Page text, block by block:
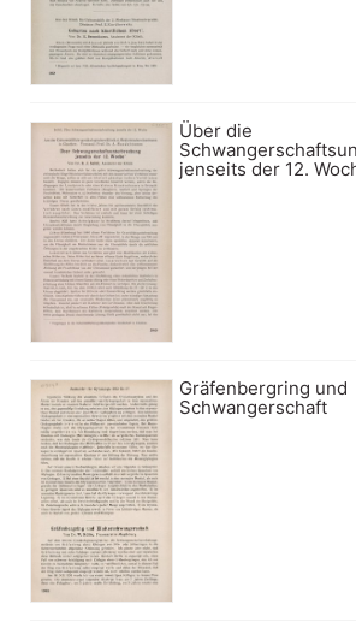
Über die
jenseits der 12.
Gräfenbergring und
Schwangerschaft